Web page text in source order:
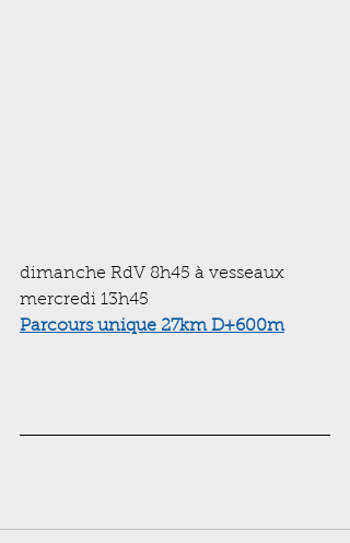
dimanche RdV 8h45 à vesseaux
mercredi 13h45
Parcours unique 27km D+600m